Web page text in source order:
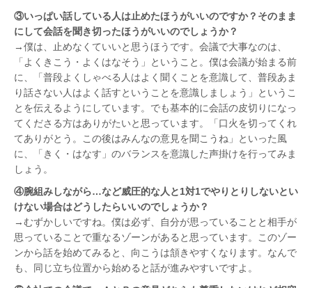
③いっぱい話している人は止めたほうがいいのですか？そのまま
にして会話を聞き切ったほうがいいのでしょうか？
→僕は、止めなくていいと思うほうです。会議で大事なのは、
「よくきこう・よくはなそう」ということ。僕は会議が始まる前
に、「普段よくしゃべる人はよく聞くことを意識して、普段あま
り話さない人はよく話すということを意識しましょう」というこ
とを伝えるようにしています。でも基本的に会話の皮切りになっ
てくださる方はありがたいと思っています。「口火を切ってくれ
てありがとう。この後はみんなの意見を聞こうね」といった風
に、「きく・はなす」のバランスを意識した声掛けを行ってみま
しょう。
④腕組みしながら…など威圧的な人と1対1でやりとりしないとい
けない場合はどうしたらいいのでしょうか？
→むずかしいですね。僕は必ず、自分が思っていることと相手が
思っていることで重なるゾーンがあると思っています。このゾー
ンから話を始めてみると、向こうは頷きやすくなります。なんで
も、同じ立ち位置から始めると話が進みやすいですよ。